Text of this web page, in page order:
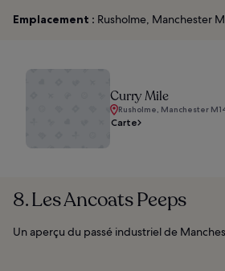
Emplacement : Rusholme, Manchester
Curry Mile
Rusholme, Manchester
Carte
8. Les Ancoats Peeps
Un aperçu du passé industriel de